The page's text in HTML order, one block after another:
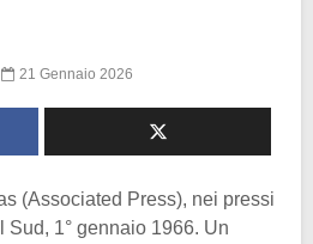
21 Gennaio 2026
(Associated Press), nei pressi
1° gennaio 1966. Un